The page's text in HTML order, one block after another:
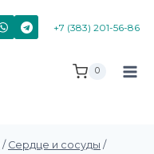
+7 (383) 201-56-86
0
/ Сердце и сосуды /